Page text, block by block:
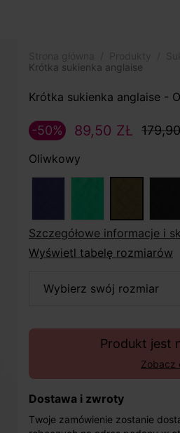
Krótka sukienka anglaise
Krótka sukienka anglaise -
89,50 ZŁ
-50%
Oliwkowy
szczegółowe informacje i
Wyświetl tabelę rozmiarów
wybierz swój rozmiar
Produkt jest
Zobacz
Dostawa i zwroty
Twoje zamówienie zostanie